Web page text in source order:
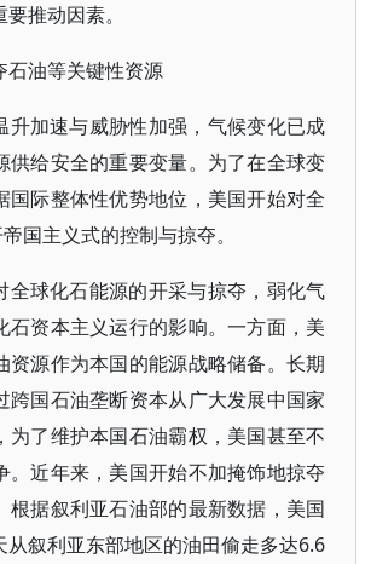
推动因素。
石油等关键性资源
升加速与威胁性加强，气候变化已成
供给安全的重要变量。为了在全球变
国际整体性优势地位，美国开始对全
国主义式的控制与掠夺。
全球化石能源的开采与掠夺，弱化气
石资本主义运行的影响。一方面，美
资源作为本国的能源战略储备。长期
跨国石油垄断资本从广大发展中国家
为了维护本国石油霸权，美国甚至不
。近年来，美国开始不加掩饰地掠夺
根据叙利亚石油部的最新数据，美国
从叙利亚东部地区的油田偷走多达6.6